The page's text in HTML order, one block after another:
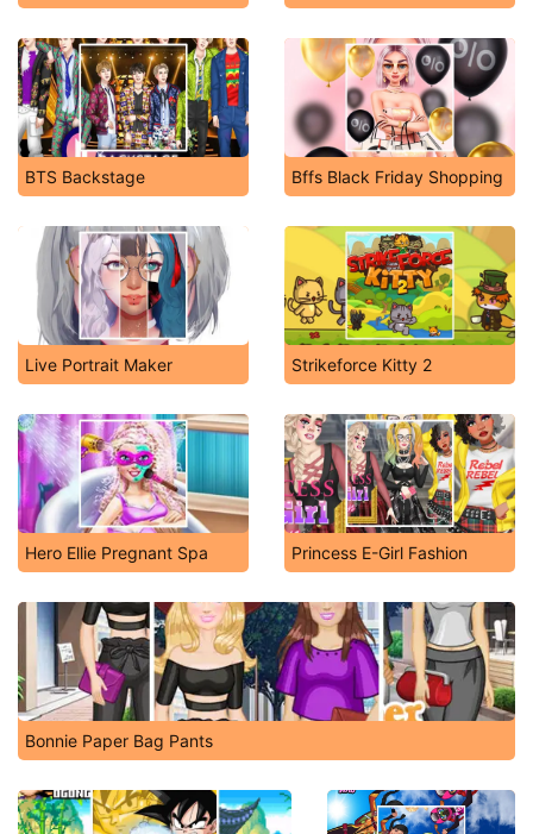
BTS Backstage Bffs Black Friday Shopping
Live Portrait Maker Strikeforce Kitty 2
Hero Ellie Pregnant Spa Princess E-Girl Fashion
Bonnie Paper Bag Pants